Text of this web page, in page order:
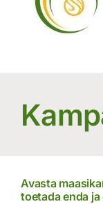
Avasta
toetada enda